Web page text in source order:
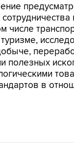
числе
полезных
в